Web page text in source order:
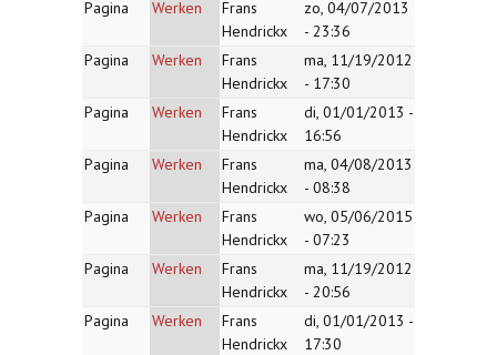
Pagina
Werken
Frans
Hendrickx
zo, 04/07/2013
- 23:36
Pagina
Werken
Frans
Hendrickx
ma, 11/19/2012
- 17:30
Pagina
Werken
Frans
Hendrickx
di, 01/01/2013 -
16:56
Pagina
Werken
Frans
Hendrickx
ma, 04/08/2013
- 08:38
Pagina
Werken
Frans
Hendrickx
wo, 05/06/2015
- 07:23
Pagina
Werken
Frans
Hendrickx
ma, 11/19/2012
- 20:56
Pagina
Werken
Frans
Hendrickx
di, 01/01/2013 -
17:30